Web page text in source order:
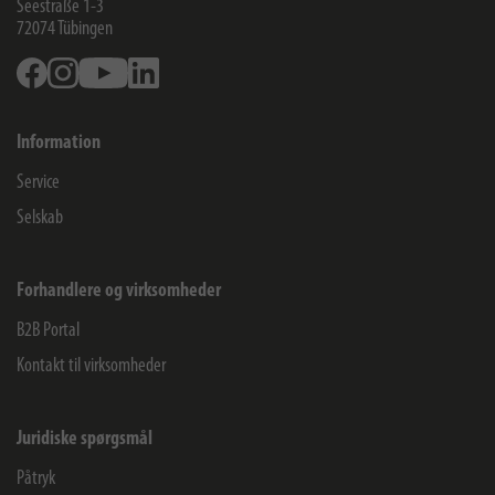
Seestraße 1-3
72074 Tübingen
FacebookInstagramYoutube
Information
Service
Selskab
Forhandlere og virksomheder
B2B Portal
Kontakt til virksomheder
Juridiske spørgsmål
Påtryk